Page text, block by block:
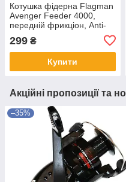
Котушка фідерна Flagman
Avenger Feeder 4000,
передній фрикціон, Anti-
редукція 5.1:1, пластикова
шпуля, легка
299 ₴
Купити
Акційні пропозиції та
–35%